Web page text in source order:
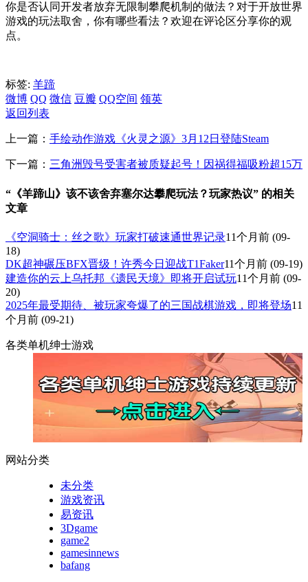
你是否认同开发者放弃无限制攀爬机制的做法？对于开放世界
游戏的玩法取舍，你有哪些看法？欢迎在评论区分享你的观
点。
标签: 羊蹄
微博 QQ 微信 豆瓣 QQ空间 领英
返回列表
上一篇： 手绘动作游戏《火灵之源》3月12日登陆Steam
下一篇： 三角洲毁号受害者被质疑起号！因祸得福吸粉超15万
“《羊蹄山》该不该舍弃塞尔达攀爬玩法？玩家热议” 的相关
文章
《空洞骑士：丝之歌》玩家打破速通世界记录11个月前 (09-
18)
DK超神碾压BFX晋级！许秀今日迎战T1Faker11个月前 (09-19)
建造你的云上乌托邦《遗民天境》即将开启试玩11个月前 (09-
20)
2025年最受期待、被玩家夸爆了的三国战棋游戏，即将登场11
个月前 (09-21)
各类单机绅士游戏
网站分类
未分类
游戏资讯
易资讯
3Dgame
game2
gamesinnews
bafang